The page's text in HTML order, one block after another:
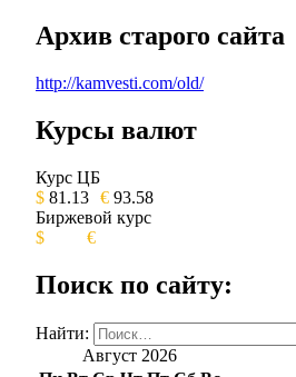
Архив старого сайта
http://kamvesti.com/old/
ОБЩЕСТВЕННО-
Курсы валют
Курс ЦБ
$ 81.13 € 93.58
Биржевой курс
$
€
Поиск по сайту:
Найти:
Август 2026